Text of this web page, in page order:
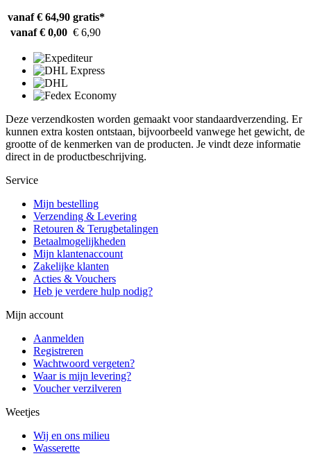
vanaf € 64,90 gratis*
vanaf € 0,00 € 6,90
Deze verzendkosten worden gemaakt voor standaardverzending. Er
kunnen extra kosten ontstaan, bijvoorbeeld vanwege het gewicht, de
grootte of de kenmerken van de producten. Je vindt deze informatie
direct in de productbeschrijving.
Service
Mijn bestelling
Verzending & Levering
Retouren & Terugbetalingen
Betaalmogelijkheden
Mijn klantenaccount
Zakelijke klanten
Acties & Vouchers
Heb je verdere hulp nodig?
Mijn account
Aanmelden
Registreren
Wachtwoord vergeten?
Waar is mijn levering?
Voucher verzilveren
Weetjes
Wij en ons milieu
Wasserette